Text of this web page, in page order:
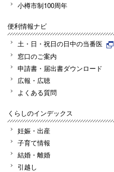
小樽市制100周年
便利情報ナビ
土・日・祝日の日中の当番医
窓口のご案内
申請書・届出書ダウンロード
広報・広聴
よくある質問
くらしのインデックス
妊娠・出産
子育て情報
結婚・離婚
引越し